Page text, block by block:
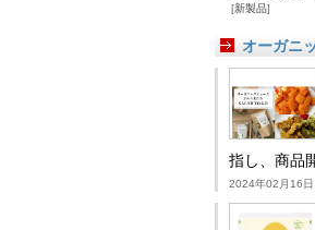
新製品
オーガニ
指し、商品
2024年02月16